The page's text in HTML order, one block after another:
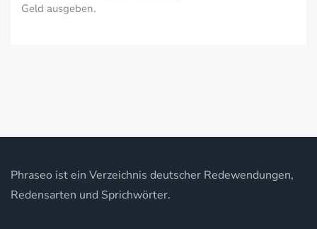
Geld ausgeben.
Phraseo ist ein Verzeichnis deutscher Redewendungen,
Redensarten und Sprichwörter.